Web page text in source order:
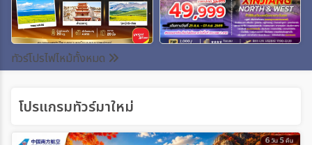
ทัวร์โปรไฟไหม้ทั้งหมด
โปรแกรมทัวร์มาใหม่